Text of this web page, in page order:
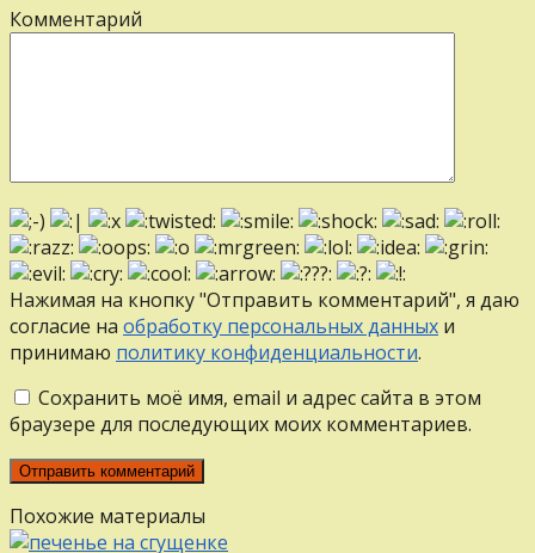
Комментарий
Нажимая на кнопку "Отправить комментарий", я даю
согласие на обработку персональных данных и
принимаю политику конфиденциальности.
Сохранить моё имя, email и адрес сайта в этом
браузере для последующих моих комментариев.
Похожие материалы